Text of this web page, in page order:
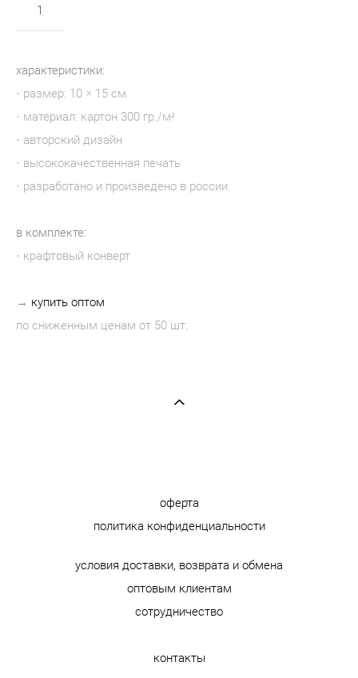
характеристики:
· размер: 10 × 15 см
· материал: картон 300 гр./м²
· авторский дизайн
· высококачественная печать
· разработано и произведено в россии
в комплекте:
· крафтовый конверт
→ купить оптом
по сниженным ценам от 50 шт.
оферта
политика конфиденциальности
условия доставки, возврата и обмена
оптовым клиентам
сотрудничество
контакты